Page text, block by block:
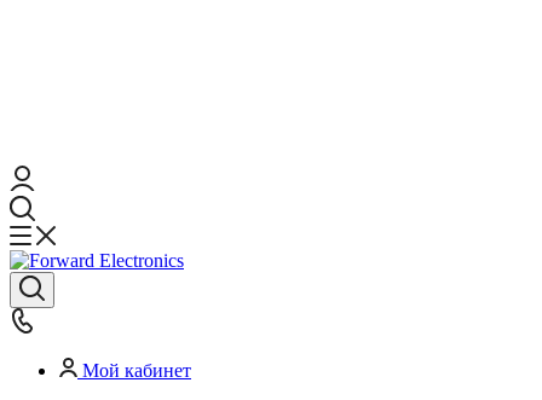
Мой кабинет